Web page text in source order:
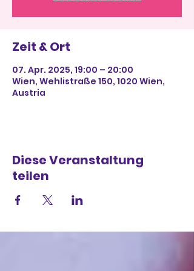
Zeit & Ort
07. Apr. 2025, 19:00 – 20:00
Wien, Wehlistraße 150, 1020 Wien,
Austria
Diese Veranstaltung
teilen